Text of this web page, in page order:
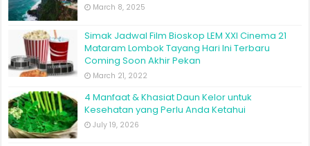
March 8, 2025
Simak Jadwal Film Bioskop LEM XXI Cinema 21
Mataram Lombok Tayang Hari Ini Terbaru
Coming Soon Akhir Pekan
March 21, 2022
4 Manfaat & Khasiat Daun Kelor untuk
Kesehatan yang Perlu Anda Ketahui
July 19, 2026